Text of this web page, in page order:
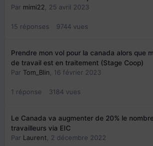
Par mimi22 25 avril 2023
15 réponses 9744 vues
Prendre mon vol pour la canada alors que
de travail est en traitement (Stage Coop)
Par Tom_Blin 16 février 2023
1 réponse 3184 vues
Le Canada va augmenter de 20% le
travailleurs via EIC
Par Laurent 2 décembre 2022